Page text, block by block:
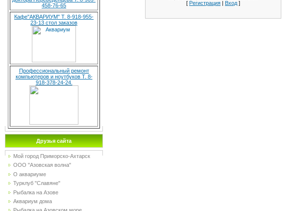
458-76-65
Кафе"АКВАРИУМ" Т. 8-918-955-
23-13 стол заказов
Профессиональный ремонт
компьютеров и ноутбуков Т. 8-
918-378-24-24.
Друзья сайта
Мой город Приморско-Ахтарск
ООО "Азовская волна"
О аквариуме
Турклуб "Славяне"
Рыбалка на Азове
Аквариум дома
[ Регистрация Вход ]